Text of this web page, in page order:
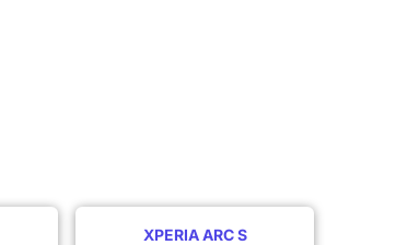
XPERIA ARC S